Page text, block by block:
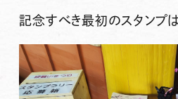
記念すべき最初のスタンプ